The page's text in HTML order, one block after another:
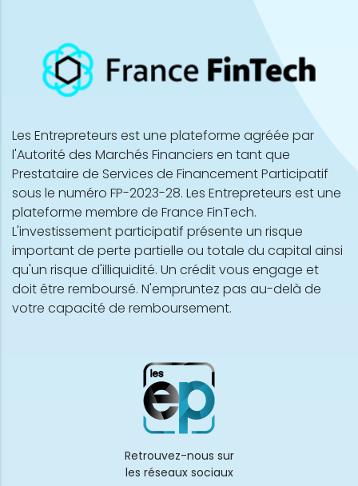
Les Entrepreteurs est une plateforme agréée par
l'Autorité des Marchés Financiers en tant que
Prestataire de Services de Financement Participatif
sous le numéro FP-2023-28. Les Entrepreteurs est une
plateforme membre de France FinTech.
L'investissement participatif présente un risque
important de perte partielle ou totale du capital ainsi
qu'un risque d'illiquidité. Un crédit vous engage et
doit être remboursé. N'empruntez pas au-delà de
votre capacité de remboursement.
Retrouvez-nous sur
les réseaux sociaux